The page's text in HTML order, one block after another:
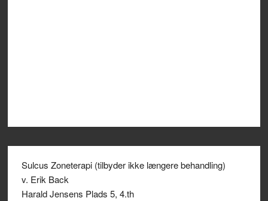
Sulcus Zoneterapi (tilbyder ikke længere behandling)
v. Erik Back
Harald Jensens Plads 5, 4.th